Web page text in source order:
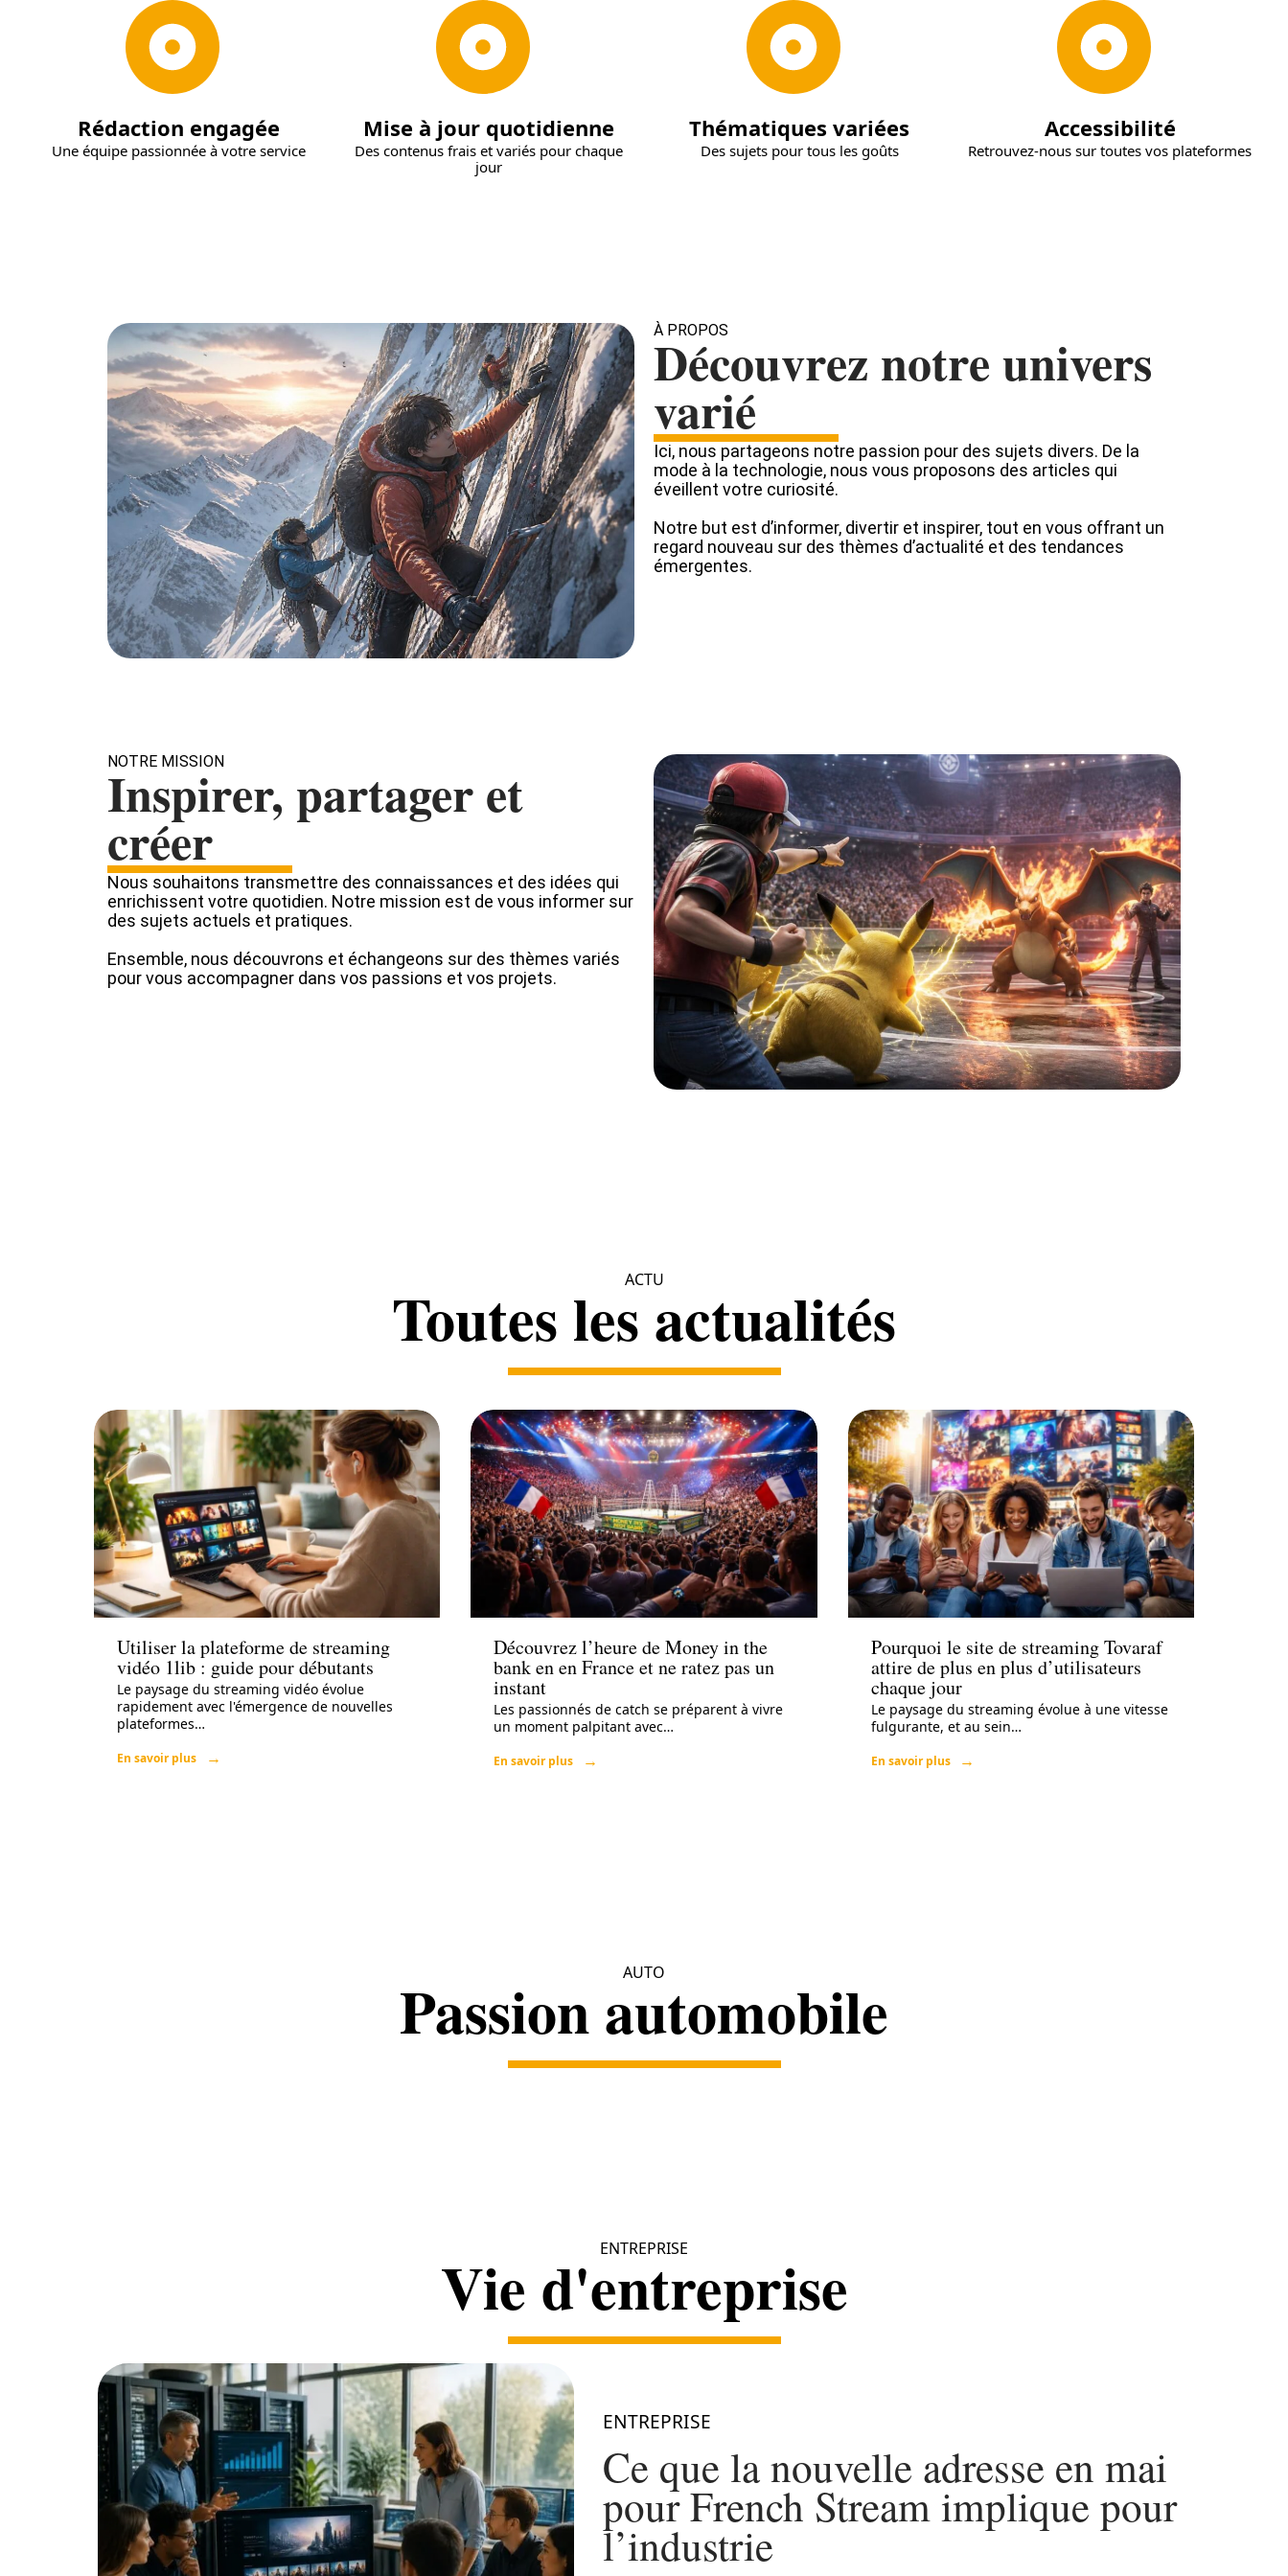
Rédaction engagée
Une équipe passionnée à votre service
Mise à jour quotidienne
Des contenus frais et variés pour chaque
jour
Thématiques variées
Des sujets pour tous les goûts
Accessibilité
Retrouvez-nous sur toutes vos plateformes
À PROPOS
Découvrez notre univers
varié
Ici, nous partageons notre passion pour des sujets divers. De la
mode à la technologie, nous vous proposons des articles qui
éveillent votre curiosité.
Notre but est d’informer, divertir et inspirer, tout en vous offrant un
regard nouveau sur des thèmes d’actualité et des tendances
émergentes.
NOTRE MISSION
Inspirer, partager et
créer
Nous souhaitons transmettre des connaissances et des idées qui
enrichissent votre quotidien. Notre mission est de vous informer sur
des sujets actuels et pratiques.
Ensemble, nous découvrons et échangeons sur des thèmes variés
pour vous accompagner dans vos passions et vos projets.
ACTU
Toutes les actualités
Actu
Utiliser la plateforme de streaming
vidéo 1lib : guide pour débutants
Le paysage du streaming vidéo évolue
rapidement avec l'émergence de nouvelles
plateformes…
En savoir plus
Actu
Découvrez l’heure de Money in the
bank en en France et ne ratez pas un
instant
Les passionnés de catch se préparent à vivre
un moment palpitant avec…
En savoir plus
Actu
Pourquoi le site de streaming Tovaraf
attire de plus en plus d’utilisateurs
chaque jour
Le paysage du streaming évolue à une vitesse
fulgurante, et au sein…
En savoir plus
AUTO
Passion automobile
ENTREPRISE
Vie d'entreprise
ENTREPRISE
Ce que la nouvelle adresse en mai
pour French Stream implique pour
l’industrie